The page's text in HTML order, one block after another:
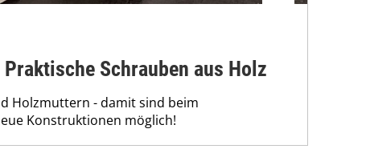
Schrauben aus Holz
Holzmuttern - damit sind beim
Konstruktionen möglich!